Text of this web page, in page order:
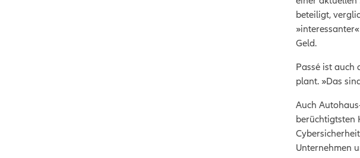
beteiligt,
Geld.
Passé ist auch
plant. »Das
Auch
berüchtigtsten
Unternehmen